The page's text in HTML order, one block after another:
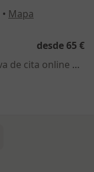
• Mapa
desde 65 €
Este especialista no ofrece reserva de cita online en esta dirección.